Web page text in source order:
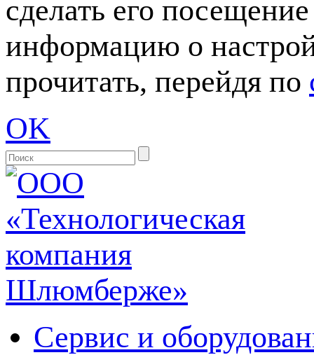
сделать его
информацию о
прочитать, перейдя по
OK
Сервис и